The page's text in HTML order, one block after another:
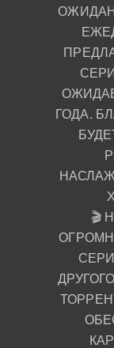
ГОДА.
🎬